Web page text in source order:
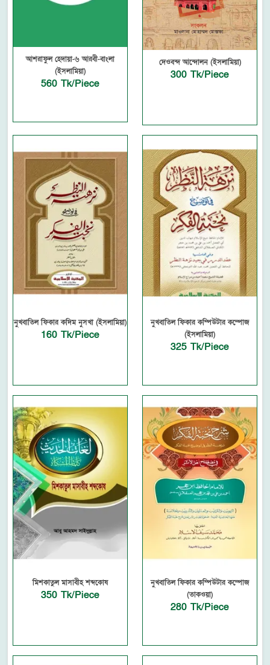
আশরাফুল হেদায়া-৬ আরবী-বাংলা
(ইসলামিয়া)
560 Tk/Piece
দেওবন্দ আন্দোলন (ইসলামিয়া)
300 Tk/Piece
নুখবাতিল ফিকার কদিম নুসখা (ইসলামিয়া)
160 Tk/Piece
নুখবাতিল ফিকার কম্পিউটার কম্পোজ
(ইসলামিয়া)
325 Tk/Piece
মিশকাতুল মাসাবীহ শব্দকোষ
350 Tk/Piece
নুখবাতিল ফিকার কম্পিউটার কম্পোজ
(তাকওয়া)
280 Tk/Piece